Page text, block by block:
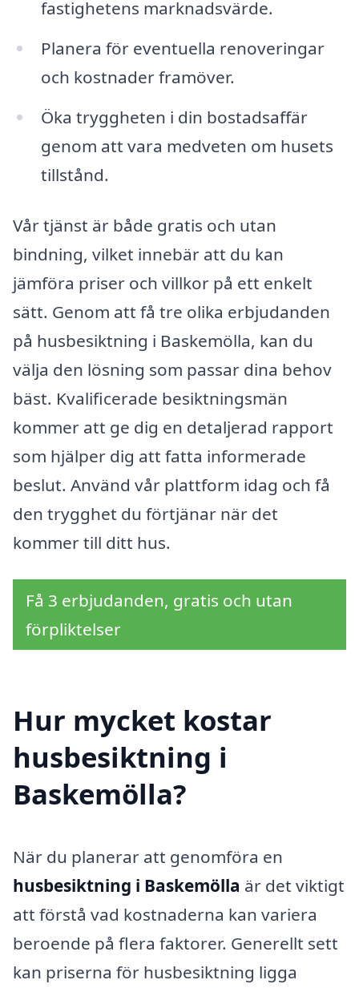
fastighetens marknadsvärde.
Planera för eventuella renoveringar
och kostnader framöver.
Öka tryggheten i din bostadsaffär
genom att vara medveten om husets
tillstånd.
Vår tjänst är både gratis och utan
bindning, vilket innebär att du kan
jämföra priser och villkor på ett enkelt
sätt. Genom att få tre olika erbjudanden
på husbesiktning i Baskemölla, kan du
välja den lösning som passar dina behov
bäst. Kvalificerade besiktningsmän
kommer att ge dig en detaljerad rapport
som hjälper dig att fatta informerade
beslut. Använd vår plattform idag och få
den trygghet du förtjänar när det
kommer till ditt hus.
Få 3 erbjudanden, gratis och utan
förpliktelser
Hur mycket kostar
husbesiktning i
Baskemölla?
När du planerar att genomföra en
husbesiktning i Baskemölla är det viktigt
att förstå vad kostnaderna kan variera
beroende på flera faktorer. Generellt sett
kan priserna för husbesiktning ligga